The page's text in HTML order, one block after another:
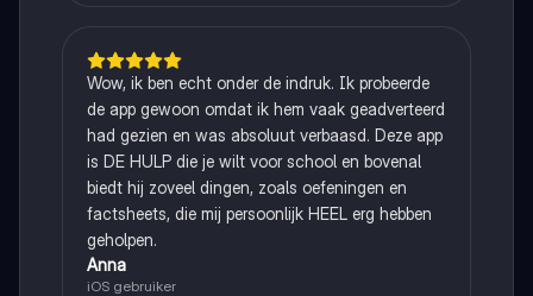
Wow, ik ben echt onder de indruk. Ik probeerde
de app gewoon omdat ik hem vaak geadverteerd
had gezien en was absoluut verbaasd. Deze app
is DE HULP die je wilt voor school en bovenal
biedt hij zoveel dingen, zoals oefeningen en
factsheets, die mij persoonlijk HEEL erg hebben
geholpen.
Anna
iOS gebruiker